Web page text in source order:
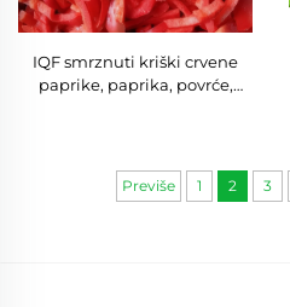
IQF smrznuti kriški crvene
paprike, paprika, povrće,
Previše 1 2 3